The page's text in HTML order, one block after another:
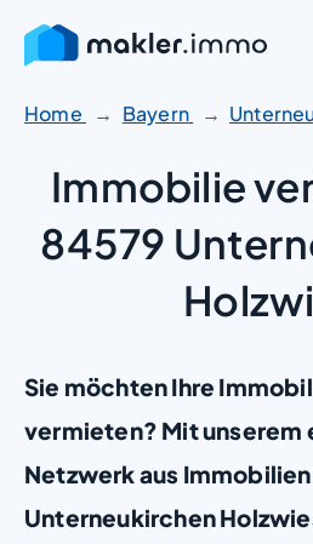
Zum
Inhalt
springen
Home Bayern
Immobilie
84579
Sie möchten Ihre
vermieten? Mit unserem
Netzwerk aus
Unterneukirchen